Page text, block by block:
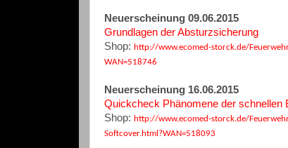
Neuerscheinung 09.06.2015
Grundlagen der Absturzsicherung
Shop: http://www.ecomed-storck.de/
WAN=518746
Neuerscheinung 16.06.2015
Quickcheck Phänomene der schnellen
Shop: http://www.ecomed-storck.de/
Softcover.html?WAN=518093